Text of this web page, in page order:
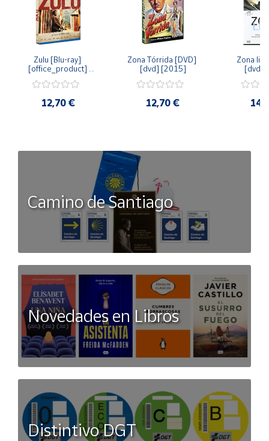
Zulu [Blu-ray]
[office_product]
12,70 €
Zona Tórrida [DVD]
[dvd] [2015]
12,70 €
Zona
[dvd]
Camino de Santiago
Novedades en Libros
Distintivo DGT